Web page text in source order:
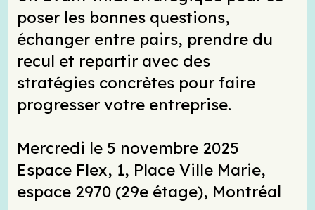
poser les bonnes questions,
échanger entre pairs, prendre du
recul et repartir avec des
stratégies concrètes pour faire
progresser votre entreprise.
Mercredi le 5 novembre 2025
Espace Flex, 1, Place Ville Marie,
espace 2970 (29e étage), Montréal